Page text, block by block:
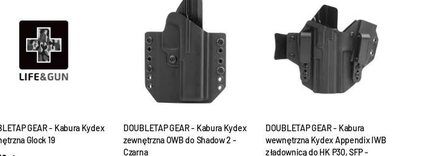
GEAR - Kabura Kydex
Glock 19
DOUBLETAP GEAR - Kabura Kydex
zewnętrzna OWB do Shadow 2 -
Czarna
DOUBLETAP GEAR - Kabura
wewnętrzna Kydex Appendix IWB
z ładownicą do HK P30, SFP -